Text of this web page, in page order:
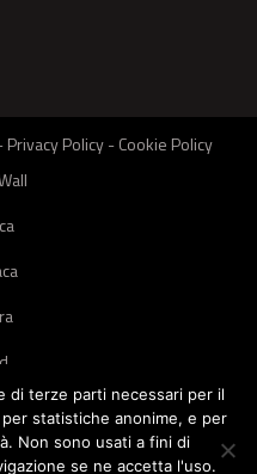
Privacy Policy-Cookie Policy
di terze parti necessari per il
statistiche anonime, e per
Non sono usati a fini di
se ne accetta l'uso.